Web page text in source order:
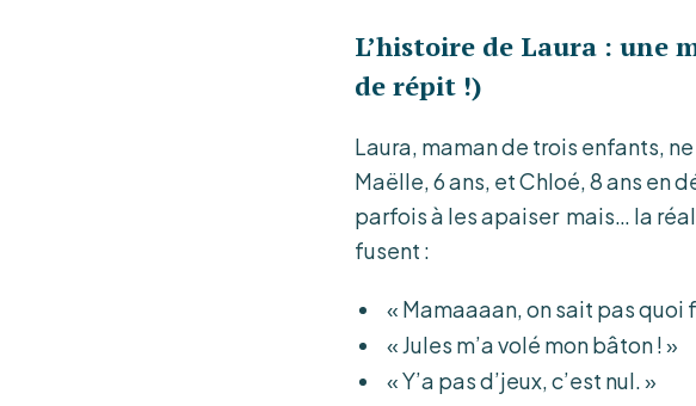
L’histoire de Laura : une
de répit !)
Laura, maman de trois enfants,
Maëlle, 6 ans, et Chloé, 8 ans en
parfois à les apaiser mais… la
fusent :
« Mamaaaan, on sait pas quoi
« Jules m’a volé mon bâton ! »
« Y’a pas d’jeux, c’est nul. »